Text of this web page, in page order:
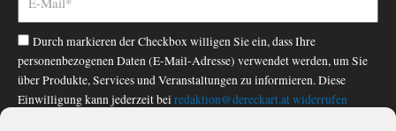
-
f
Durch markieren der Checkbox willigen Sie ein, dass Ihre
personenbezogenen Daten (E-Mail-Adresse) verwendet werden, um Sie
über Produkte, Services und Veranstaltungen zu informieren. Diese
Einwilligung kann jederzeit bei redaktion@dereckart.atwiderrufen